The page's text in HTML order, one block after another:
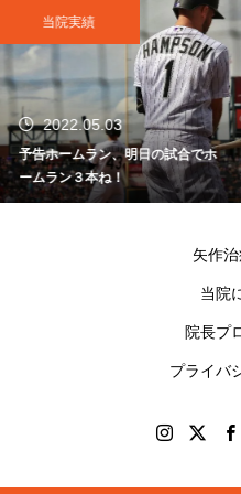
当院実績
2019.04.01
腰痛で引退を決意したバレリーナ
矢作
当院
院長プ
プライバ